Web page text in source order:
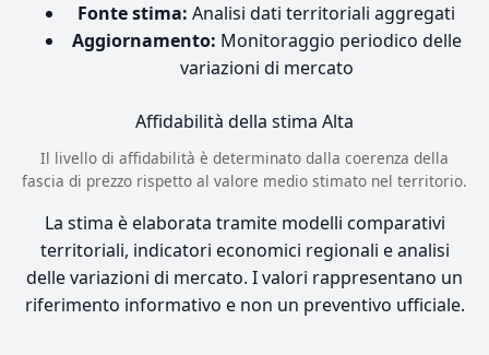
Fonte stima: Analisi dati territoriali aggregati
Aggiornamento: Monitoraggio periodico delle
variazioni di mercato
Affidabilità della stima Alta
Il livello di affidabilità è determinato dalla coerenza della
fascia di prezzo rispetto al valore medio stimato nel territorio.
La stima è elaborata tramite modelli comparativi
territoriali, indicatori economici regionali e analisi
delle variazioni di mercato. I valori rappresentano un
riferimento informativo e non un preventivo ufficiale.